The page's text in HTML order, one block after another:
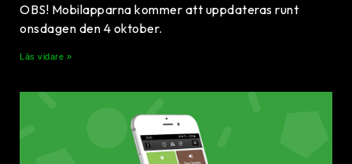
OBS! Mobilapparna kommer att uppdateras runt
onsdagen den 4 oktober.
Läs vidare »